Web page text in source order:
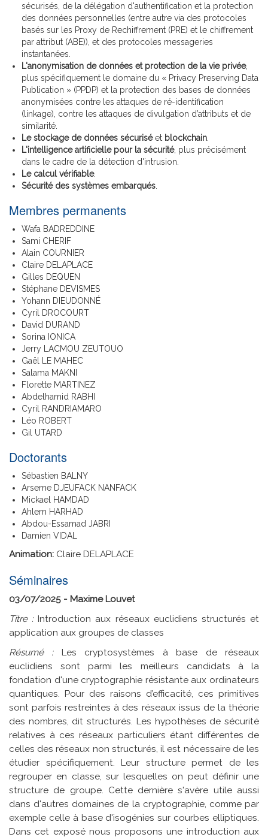
sécurisés, de la délégation d'authentification et la protection
des données personnelles (entre autre via des protocoles
basés sur les Proxy de Rechiffrement (PRE) et le chiffrement
par attribut (ABE)), et des protocoles messageries
instantanées.
L'anonymisation de données et protection de la vie privée,
plus spécifiquement le domaine du « Privacy Preserving Data
Publication » (PPDP) et la protection des bases de données
anonymisées contre les attaques de ré-identification
(linkage), contre les attaques de divulgation d’attributs et de
similarité.
Le stockage de données sécuriséet blockchain
L'intelligence artificielle pour la sécurité, plus précisément
dans le cadre de la détection d'intrusion.
Le calcul vérifiable.
Sécurité des systèmes embarqués
Membres permanents
Wafa BADREDDINE
Sami CHERIF
Alain COURNIER
Claire DELAPLACE
Gilles DEQUEN
Stéphane DEVISMES
Yohann DIEUDONNÉ
Cyril DROCOURT
David DURAND
Sorina IONICA
Jerry LACMOU ZEUTOUO
Gaël LE MAHEC
Salama MAKNI
Florette MARTINEZ
Abdelhamid RABHI
Cyril RANDRIAMARO
Léo ROBERT
Gil UTARD
Doctorants
Sébastien BALNY
Arseme DJEUFACK NANFACK
Mickael HAMDAD
Ahlem HARHAD
Abdou-Essamad JABRI
Damien VIDAL
Animation: Claire DELAPLACE
Séminaires
03/07/2025 - Maxime Louvet
Titre :Introduction aux réseaux euclidiens structurés et
application aux groupes de classes
Résumé :Les cryptosystèmes à base de réseaux
euclidiens sont parmi les meilleurs candidats à la
fondation d'une cryptographie résistante aux ordinateurs
quantiques. Pour des raisons d’efficacité, ces primitives
sont parfois restreintes à des réseaux issus de la théorie
des nombres, dit structurés. Les hypothèses de sécurité
relatives à ces réseaux particuliers étant différentes de
celles des réseaux non structurés, il est nécessaire de les
étudier spécifiquement. Leur structure permet de les
regrouper en classe, sur lesquelles on peut définir une
structure de groupe. Cette dernière s'avère utile aussi
dans d'autres domaines de la cryptographie, comme par
exemple celle à base d'isogénies sur courbes elliptiques.
Dans cet exposé nous proposons une introduction aux